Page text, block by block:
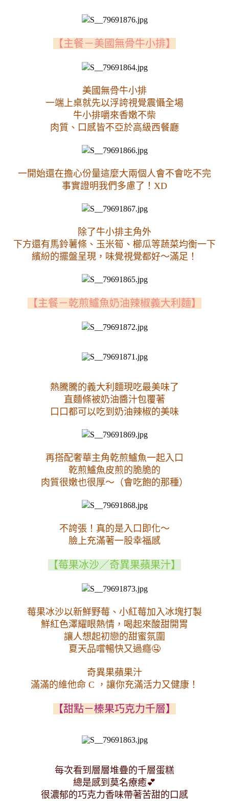
【主餐－美國無骨牛小排】
美國無骨牛小排
一端上桌就先以浮誇視覺震懾全場
牛小排嚼來香嫩不柴
肉質、口感皆不亞於高級西餐廳
一開始還在擔心份量這麼大兩個人會不會吃不完
事實證明我們多慮了！XD
除了牛小排主角外
下方還有馬鈴薯條、玉米筍、櫛瓜等蔬菜均衡一下
繽紛的擺盤呈現，味覺視覺都好～滿足！
【主餐－乾煎鱸魚奶油辣椒義大利麵】
熱騰騰的義大利麵現吃最美味了
直麵條被奶油醬汁包覆著
口口都可以吃到奶油辣椒的美味
再搭配奢華主角乾煎鱸魚一起入口
乾煎鱸魚皮煎的脆脆的
肉質很嫩也很厚～（會吃飽的那種）
不誇張！真的是入口即化～
臉上充滿著一股幸福感
【莓果冰沙／奇異果蘋果汁】
莓果冰沙以新鮮野莓、小紅莓加入冰塊打製
鮮紅色澤耀眼熱情，喝起來酸甜開胃
讓人想起初戀的甜蜜氛圍
夏天品嚐暢快又過癮🤤
奇異果蘋果汁
滿滿的維他命 C ，讓你充滿活力又健康！
【甜點－榛果巧克力千層】
每次看到層層堆疊的千層蛋糕
總是感到莫名療癒💕
很濃郁的巧克力香味帶著苦甜的口感